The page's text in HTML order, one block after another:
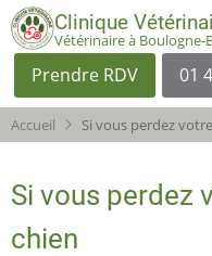
Aller
au
contenu
principal
Clinique
Vétérinaire à Boulogne-
Prendre RDV 01
Accueil Si vous perdez
Si vous perdez
chien